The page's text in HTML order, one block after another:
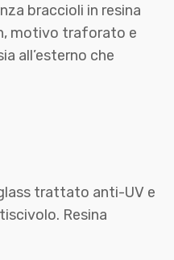
braccioli in resina
motivo traforato e
all’esterno che
trattato anti-UV e
Resina